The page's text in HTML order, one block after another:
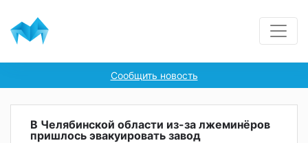
Сообщить новость
В Челябинской области из-за лжеминёров
пришлось эвакуировать завод